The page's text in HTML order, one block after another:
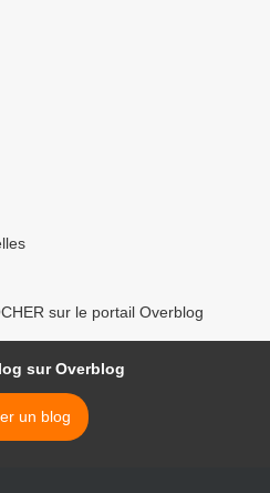
sur le portail Overblog
sur Overblog
un blog